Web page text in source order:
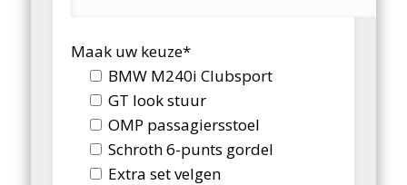
Maak uw keuze*
BMW M240i Clubsport
GT look stuur
OMP passagiersstoel
Schroth 6-punts gordel
Extra set velgen